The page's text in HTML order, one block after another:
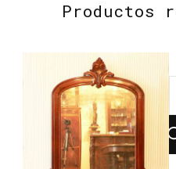
Productos